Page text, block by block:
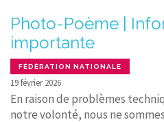
Photo-Poème |
importante
FÉDÉRATION NATIONALE
19 février 2026
En raison de problèmes
notre volonté, nous ne